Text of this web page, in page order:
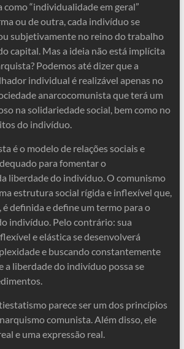
como “individualidade em geral”
ou de outra, cada indivíduo se
subjetivamente no reino do trabalho
capital. Mas a ideia não está implícita
Podemos até dizer que a
individual é realizável apenas no
anarcocomunista que terá um
na solidariedade social, bem como no
do indivíduo.
é o modelo de relações sociais e
para fomentar o
liberdade do indivíduo. O comunismo
estrutura social rígida e inflexível que,
é definida e define um termo para o
indivíduo. Pelo contrário: sua
e elástica se desenvolverá
e buscando constantemente
a liberdade do indivíduo possa se
parece ser um dos princípios
comunista. Além disso, ele
e uma expressão real.